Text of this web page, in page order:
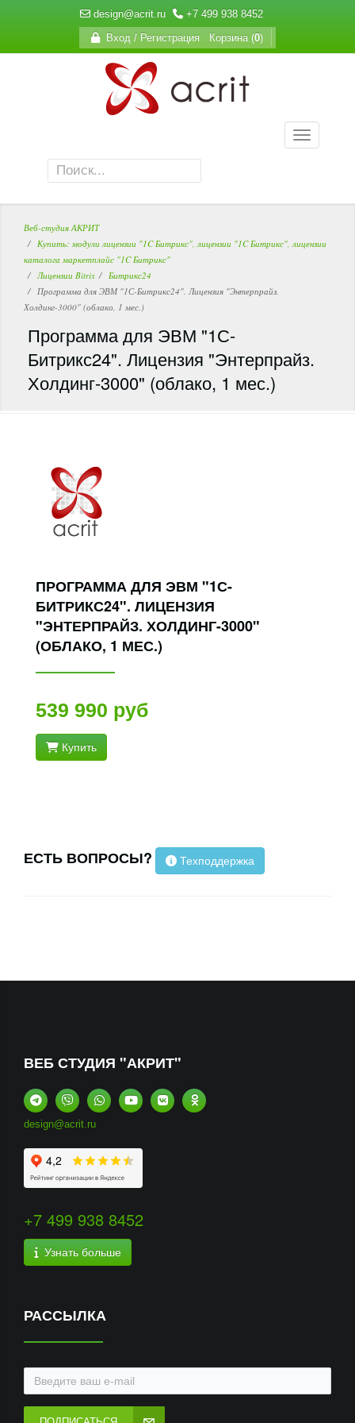
design@acrit.ru +7 499 938 8452
Вход / Регистрация Корзина (0)
Веб-студия АКРИТ
Купить: модули лицензии "1C Битрикс", лицензии "1C Битрикс", лицензии
каталога маркетплайс "1C Битрикс"
Лицензии Bitrix
Битрикс24
Программа для ЭВМ "1С-Битрикс24". Лицензия "Энтерпрайз.
Холдинг-3000" (облако, 1 мес.)
Программа для ЭВМ "1С-
Битрикс24". Лицензия "Энтерпрайз.
Холдинг-3000" (облако, 1 мес.)
ПРОГРАММА ДЛЯ ЭВМ "1С-
БИТРИКС24". ЛИЦЕНЗИЯ
"ЭНТЕРПРАЙЗ. ХОЛДИНГ-3000"
(ОБЛАКО, 1 МЕС.)
539 990 руб
Купить
ЕСТЬ ВОПРОСЫ? Техподдержка
ВЕБ СТУДИЯ "АКРИТ"
design@acrit.ru
+7 499 938 8452
Узнать больше
РАССЫЛКА